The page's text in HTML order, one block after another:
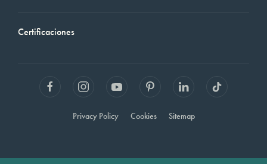
Certificaciones
Privacy Policy Cookies Sitemap